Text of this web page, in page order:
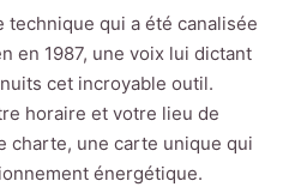
technique qui a été canalisée
en 1987, une voix lui dictant
cet incroyable outil.
horaire et votre lieu de
charte, une carte unique qui
énergétique.